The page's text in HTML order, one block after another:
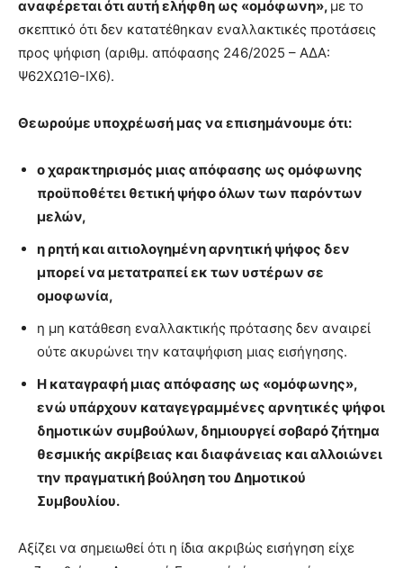
αναφέρεται ότι αυτή ελήφθη ως «ομόφωνη», με το
σκεπτικό ότι δεν κατατέθηκαν εναλλακτικές προτάσεις
προς ψήφιση (αριθμ. απόφασης 246/2025 – ΑΔΑ:
Ψ62ΧΩ1Θ-ΙΧ6).
Θεωρούμε υποχρέωσή μας να επισημάνουμε ότι:
ο χαρακτηρισμός μιας απόφασης ως ομόφωνης
προϋποθέτει θετική ψήφο όλων των παρόντων
μελών,
η ρητή και αιτιολογημένη αρνητική ψήφος δεν
μπορεί να μετατραπεί εκ των υστέρων σε
ομοφωνία,
η μη κατάθεση εναλλακτικής πρότασης δεν αναιρεί
ούτε ακυρώνει την καταψήφιση μιας εισήγησης.
Η καταγραφή μιας απόφασης ως «ομόφωνης»,
ενώ υπάρχουν καταγεγραμμένες αρνητικές ψήφοι
δημοτικών συμβούλων, δημιουργεί σοβαρό ζήτημα
θεσμικής ακρίβειας και διαφάνειας και αλλοιώνει
την πραγματική βούληση του Δημοτικού
Συμβουλίου.
Αξίζει να σημειωθεί ότι η ίδια ακριβώς εισήγηση είχε